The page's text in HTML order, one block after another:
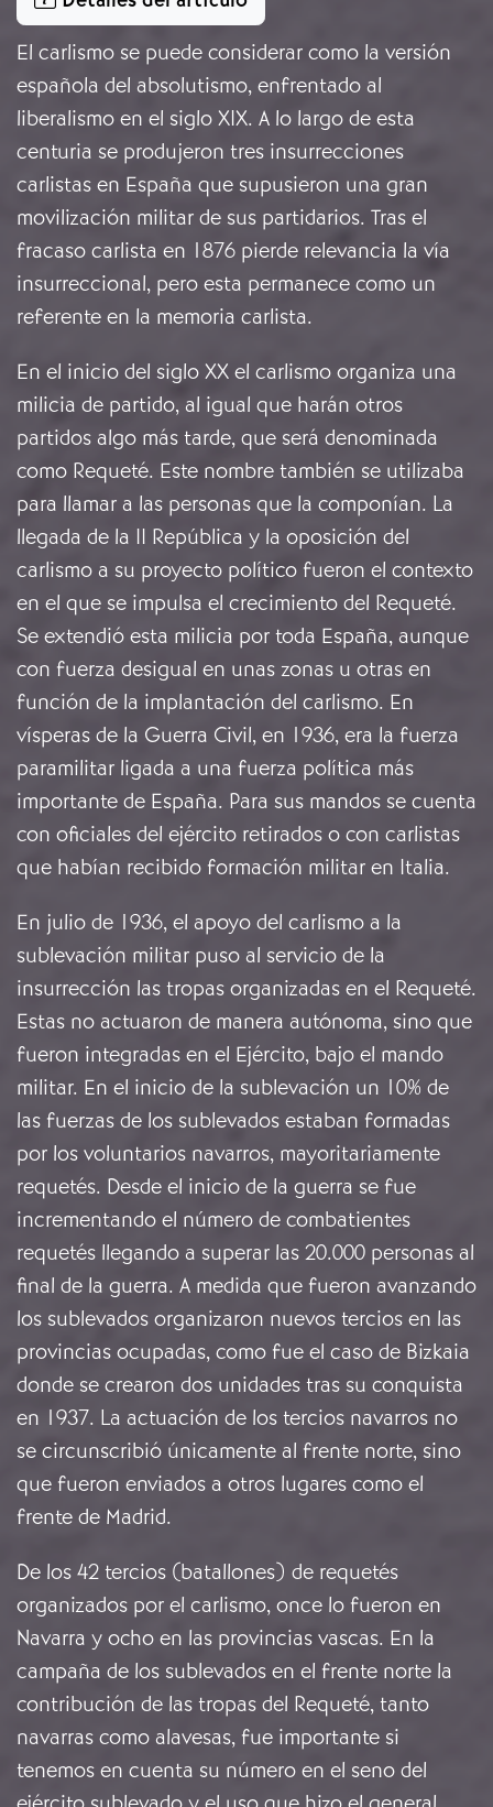
El carlismo se puede considerar como la versión
española del absolutismo, enfrentado al
liberalismo en el siglo XIX. A lo largo de esta
centuria se produjeron tres insurrecciones
carlistas en España que supusieron una gran
movilización militar de sus partidarios. Tras el
fracaso carlista en 1876 pierde relevancia la vía
insurreccional, pero esta permanece como un
referente en la memoria carlista.
En el inicio del siglo XX el carlismo organiza una
milicia de partido, al igual que harán otros
partidos algo más tarde, que será denominada
como Requeté. Este nombre también se utilizaba
para llamar a las personas que la componían. La
llegada de la II República y la oposición del
carlismo a su proyecto político fueron el contexto
en el que se impulsa el crecimiento del Requeté.
Se extendió esta milicia por toda España, aunque
con fuerza desigual en unas zonas u otras en
función de la implantación del carlismo. En
vísperas de la Guerra Civil, en 1936, era la fuerza
paramilitar ligada a una fuerza política más
importante de España. Para sus mandos se cuenta
con oficiales del ejército retirados o con carlistas
que habían recibido formación militar en Italia.
En julio de 1936, el apoyo del carlismo a la
sublevación militar puso al servicio de la
insurrección las tropas organizadas en el Requeté.
Estas no actuaron de manera autónoma, sino que
fueron integradas en el Ejército, bajo el mando
militar. En el inicio de la sublevación un 10% de
las fuerzas de los sublevados estaban formadas
por los voluntarios navarros, mayoritariamente
requetés. Desde el inicio de la guerra se fue
incrementando el número de combatientes
requetés llegando a superar las 20.000 personas al
final de la guerra. A medida que fueron avanzando
los sublevados organizaron nuevos tercios en las
provincias ocupadas, como fue el caso de Bizkaia
donde se crearon dos unidades tras su conquista
en 1937. La actuación de los tercios navarros no
se circunscribió únicamente al frente norte, sino
que fueron enviados a otros lugares como el
frente de Madrid.
De los 42 tercios (batallones) de requetés
organizados por el carlismo, once lo fueron en
Navarra y ocho en las provincias vascas. En la
campaña de los sublevados en el frente norte la
contribución de las tropas del Requeté, tanto
navarras como alavesas, fue importante si
tenemos en cuenta su número en el seno del